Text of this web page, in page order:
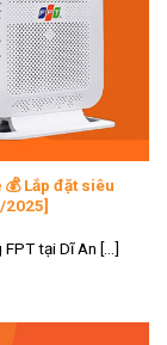
💰 Lắp đặt siêu
2025]
tại Dĩ An [...]